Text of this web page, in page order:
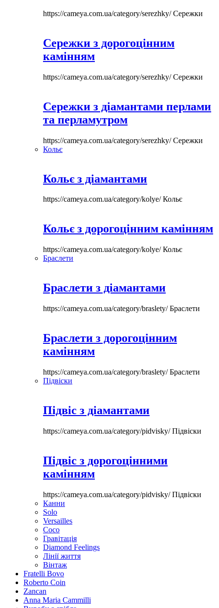
https://cameya.com.ua/category/serezhky/Сережки
Сережки з дорогоцінним
камінням
https://cameya.com.ua/category/serezhky/Сережки
Сережки з діамантами перлами
та перламутром
https://cameya.com.ua/category/serezhky/Сережки
Кольє
Кольє з діамантами
https://cameya.com.ua/category/kolye/Кольє
Кольє з дорогоцінним камінням
https://cameya.com.ua/category/kolye/Кольє
Браслети
Браслети з діамантами
https://cameya.com.ua/category/braslety/Браслети
Браслети з дорогоцінним
камінням
https://cameya.com.ua/category/braslety/Браслети
Підвіски
Підвіс з діамантами
https://cameya.com.ua/category/pidvisky/Підвіски
Підвіс з дорогоцінними
камінням
https://cameya.com.ua/category/pidvisky/Підвіски
Канни
Solo
Versailles
Coco
Гравітація
Diamond Feelings
Лінії життя
Вінтаж
Fratelli Bovo
Roberto Coin
Zancan
Anna Maria Cammilli